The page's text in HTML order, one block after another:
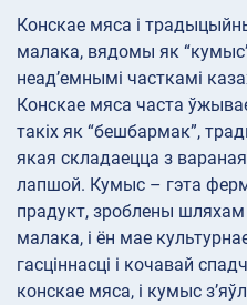
Конскае мяса і
малака, вядомы як
неад’емнымі часткамі
Конскае мяса часта
такіх як “бешбармак”,
якая складаецца з
лапшой. Кумыс – гэта
прадукт, зроблены
малака, і ён мае
гасціннасці і кочавай
конскае мяса, і кумыс